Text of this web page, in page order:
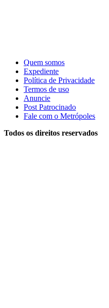
Quem somos
Expediente
Política de Privacidade
Termos de uso
Anuncie
Post Patrocinado
Fale com o Metrópoles
Todos os direitos reservados